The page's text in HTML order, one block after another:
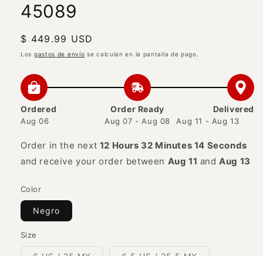
45089
Precio
habitual
$ 449.99 USD
Los gastos de envío se calculan en la pantalla de pago.
Ordered
Aug 06
Order Ready
Aug 07 - Aug 08
Delivered
Aug 11 - Aug 13
Order in the next 12 Hours 32 Minutes 14 Seconds
and receive your order between Aug 11 andAug 13
Color
Negro
Size